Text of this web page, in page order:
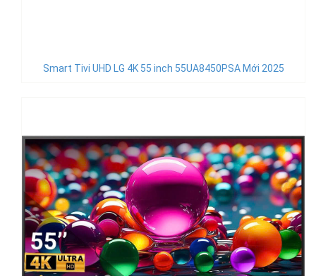
Smart Tivi UHD LG 4K 55 inch 55UA8450PSA Mới 2025